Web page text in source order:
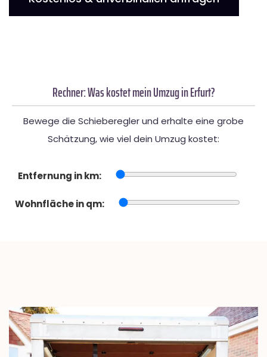
Rechner: Was kostet mein Umzug in Erfurt?
Bewege die Schieberegler und erhalte eine grobe
Schätzung, wie viel dein Umzug kostet:
Entfernung in km:
Wohnfläche in qm: